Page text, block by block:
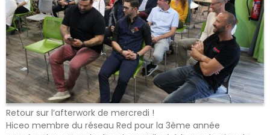
Retour sur l’afterwork de mercredi !
Hiceo membre du réseau Red pour la 3ème année